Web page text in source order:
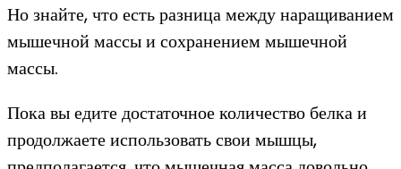
Но знайте, что есть разница между наращиванием
мышечной массы и сохранением мышечной
массы.
Пока вы едите достаточное количество белка и
продолжаете использовать свои мышцы,